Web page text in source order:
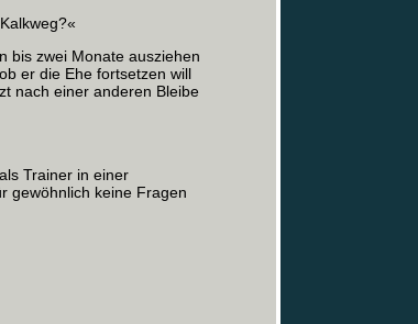
bis zwei Monate ausziehen
er die Ehe fortsetzen will
nach einer anderen Bleibe
Trainer in einer
gewöhnlich keine Fragen